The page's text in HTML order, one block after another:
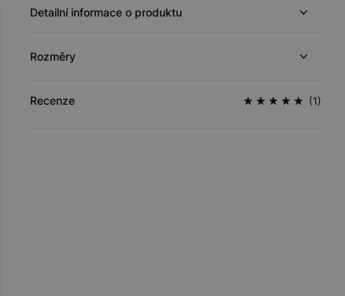
Detailní informace o produktu
Rozměry
Recenze (1)